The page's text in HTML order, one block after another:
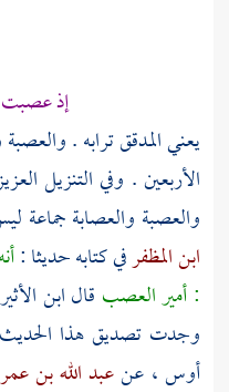
إذ عصبت
يعني المدقق ترابه .
الأربعين . وفي التنزيل
والعصبة والعصابة جماعة
ابن المظفرفي كتابه حديثا :
: أمير العصب قالابن الأثير
وجدت تصديق هذا
أوس، عنعبد الله بن